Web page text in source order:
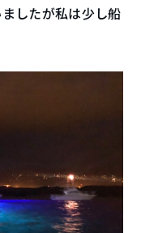
ましたが私は少し船